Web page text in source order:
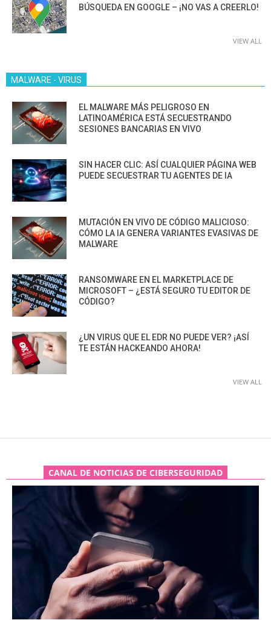
BÚSQUEDA EN GOOGLE – ¡NO VAS A CREERLO!
VIEW ALL
MALWARE - VIRUS
EL MALWARE MÁS PELIGROSO EN
LATINOAMÉRICA ESTÁ SECUESTRANDO
SESIONES BANCARIAS EN VIVO
SIN HACER CLIC: ASÍ CUALQUIER PÁGINA WEB
PUEDE SECUESTRAR TU AGENTES DE IA
MUTACIÓN EN VIVO DE CÓDIGO MALICIOSO:
CÓMO LA IA GENERA VARIANTES EVASIVAS DE
MALWARE
RANSOMWARE EN EL MARKETPLACE DE
MICROSOFT – ¿ESTÁ SEGURO TU EDITOR DE
CÓDIGO?
¿UN VIRUS QUE EL EDR NO PUEDE VER? ¡ASÍ
TE ESTÁN HACKEANDO AHORA!
VIEW ALL
CANAL DE NOTICIAS DE CIBERSEGURIDAD